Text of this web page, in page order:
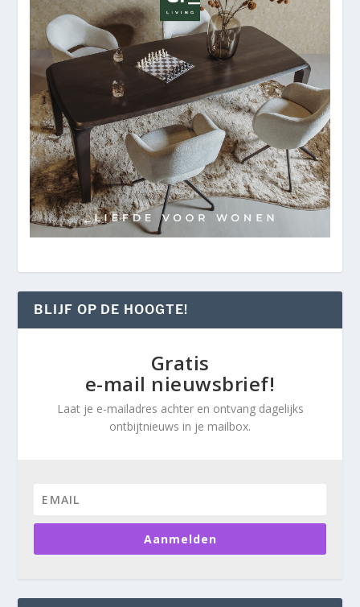
BLIJF OP DE HOOGTE!
Gratis
e-mail nieuwsbrief!
Laat je e-mailadres achter en ontvang dagelijks
ontbijtnieuws in je mailbox.
Aanmelden